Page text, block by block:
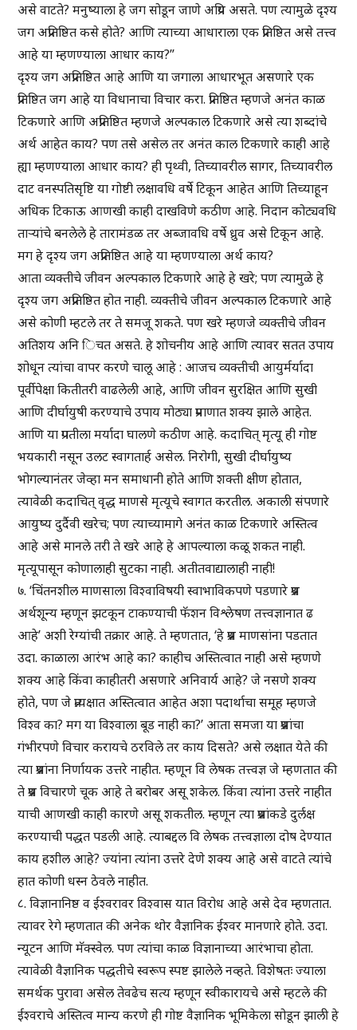
असे वाटते? मनुष्याला हे जग सोडून जाणे अप्रिय असते. पण त्यामुळे दृश्य
जग अप्रतिष्ठित कसे होते? आणि त्याच्या आधाराला एक प्रतिष्ठित असे तत्त्व
आहे या म्हणण्याला आधार काय?”
दृश्य जग अप्रतिष्ठित आहे आणि या जगाला आधारभूत असणारे एक
प्रतिष्ठित जग आहे या विधानाचा विचार करा. प्रतिष्ठित म्हणजे अनंत काळ
टिकणारे आणि अप्रतिष्ठित म्हणजे अल्पकाल टिकणारे असे त्या शब्दांचे
अर्थ आहेत काय? पण तसे असेल तर अनंत काल टिकणारे काही आहे
ह्या म्हणण्याला आधार काय? ही पृथ्वी, तिच्यावरील सागर, तिच्यावरील
दाट वनस्पतिसृष्टि या गोष्टी लक्षावधि वर्षे टिकून आहेत आणि तिच्याहून
अधिक टिकाऊ आणखी काही दाखविणे कठीण आहे. निदान कोट्यवधि
ताऱ्यांचे बनलेले हे तारामंडळ तर अब्जावधि वर्षे ध्रुव असे टिकून आहे.
मग हे दृश्य जग अप्रतिष्ठित आहे या म्हणण्याला अर्थ काय?
आता व्यक्तीचे जीवन अल्पकाल टिकणारे आहे हे खरे; पण त्यामुळे हे
दृश्य जग अप्रतिष्ठित होत नाही. व्यक्तीचे जीवन अल्पकाल टिकणारे आहे
असे कोणी म्हटले तर ते समजू शकते. पण खरे म्हणजे व्यक्तीचे जीवन
अतिशय अनि िचत असते. हे शोचनीय आहे आणि त्यावर सतत उपाय
शोधून त्यांचा वापर करणे चालू आहे : आजच व्यक्तीची आयुर्मर्यादा
पूर्वीपेक्षा कितीतरी वाढलेली आहे, आणि जीवन सुरक्षित आणि सुखी
आणि दीर्घायुषी करण्याचे उपाय मोठ्या प्रमाणात शक्य झाले आहेत.
आणि या प्रगतीला मर्यादा घालणे कठीण आहे. कदाचित् मृत्यू ही गोष्ट
भयकारी नसून उलट स्वागतार्ह असेल. निरोगी, सुखी दीर्घायुष्य
भोगल्यानंतर जेव्हा मन समाधानी होते आणि शक्ती क्षीण होतात,
त्यावेळी कदाचित् वृद्ध माणसे मृत्यूचे स्वागत करतील. अकाली संपणारे
आयुष्य दुर्दैवी खरेच; पण त्याच्यामागे अनंत काळ टिकणारे अस्तित्व
आहे असे मानले तरी ते खरे आहे हे आपल्याला कळू शकत नाही.
मृत्यूपासून कोणालाही सुटका नाही. अतीतवाद्यालाही नाही!
७. ‘चिंतनशील माणसाला विश्वाविषयी स्वाभाविकपणे पडणारे प्रश्न
अर्थशून्य म्हणून झटकून टाकण्याची फॅशन विश्लेषण तत्त्वज्ञानात ढ
आहे’ अशी रेग्यांची तक्रार आहे. ते म्हणतात, ‘हे प्रश्न माणसांना पडतात
उदा. काळाला आरंभ आहे का? काहीच अस्तित्वात नाही असे म्हणणे
शक्य आहे किंवा काहीतरी असणारे अनिवार्य आहे? जे नसणे शक्य
होते, पण जे प्रत्यक्षात अस्तित्वात आहेत अशा पदार्थाचा समूह म्हणजे
विश्व का? मग या विश्वाला बूड नाही का?’ आता समजा या प्रश्नांचा
गंभीरपणे विचार करायचे ठरविले तर काय दिसते? असे लक्षात येते की
त्या प्रश्नांना निर्णायक उत्तरे नाहीत. म्हणून वि लेषक तत्त्वज्ञ जे म्हणतात की
ते प्रश्न विचारणे चूक आहे ते बरोबर असू शकेल. किंवा त्यांना उत्तरे नाहीत
याची आणखी काही कारणे असू शकतील. म्हणून त्या प्रश्नांकडे दुर्लक्ष
करण्याची पद्धत पडली आहे. त्याबद्दल वि लेषक तत्त्वज्ञाला दोष देण्यात
काय हशील आहे? ज्यांना त्यांना उत्तरे देणे शक्य आहे असे वाटते त्यांचे
हात कोणी धस्न ठेवले नाहीत.
८. विज्ञानानिष्ठ व ईश्वरावर विश्वास यात विरोध आहे असे देव म्हणतात.
त्यावर रेगे म्हणतात की अनेक थोर वैज्ञानिक ईश्वर मानणारे होते. उदा.
न्यूटन आणि मॅक्स्वेल. पण त्यांचा काळ विज्ञानाच्या आरंभाचा होता.
त्यावेळी वैज्ञानिक पद्धतीचे स्वरूप स्पष्ट झालेले नव्हते. विशेषतः ज्याला
समर्थक पुरावा असेल तेवढेच सत्य म्हणून स्वीकारायचे असे म्हटले की
ईश्वराचे अस्तित्व मान्य करणे ही गोष्ट वैज्ञानिक भूमिकेला सोडून झाली हे